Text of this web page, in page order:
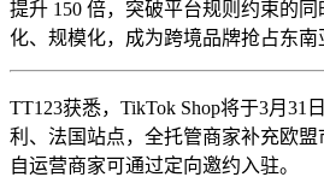
提升 150 倍，突破平台规则约束的
化、规模化，成为跨境品牌抢占东南
TT123获悉，TikTok Shop将于3月31
利、法国站点，全托管商家补充欧盟
自运营商家可通过定向邀约入驻。